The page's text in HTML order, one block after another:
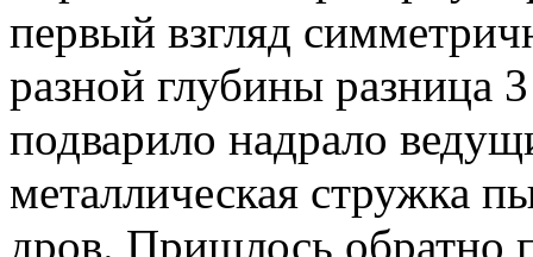
первый взгляд
разной глубины разница
подварило надрало
металлическая стружка
дров. Пришлось обратно